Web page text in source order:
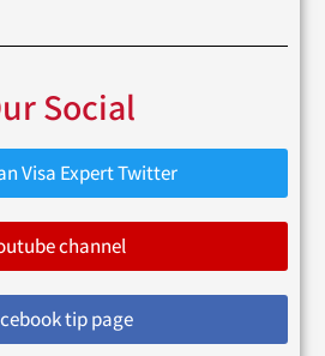
Social
Visa Expert Twitter
channel
tip page